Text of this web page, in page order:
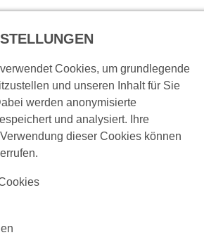
TIPPS &
Cookies, um grundlegende
und unseren Inhalt für Sie
werden anonymisierte
und analysiert. Ihre
dieser Cookies können